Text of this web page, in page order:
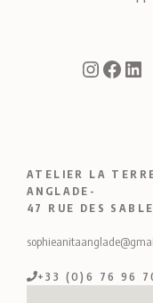
Instagram
ATELIER LA
ANGLADE-
47 RUE DES
+33 (O)6 76 96